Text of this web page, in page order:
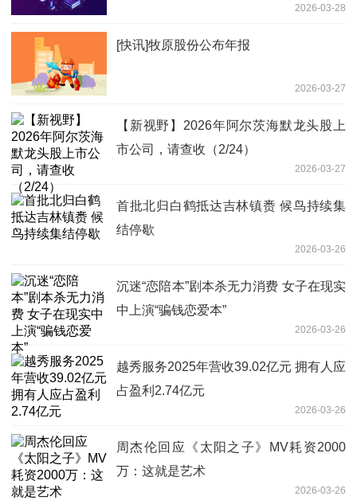
2026-03-28
[快讯]牧原股份公布年报
2026-03-27
【新视野】2026年阿尔茨海默龙头股上
市公司，请查收（2/24）
2026-03-27
首批北归白鹤抵达吉林镇赉 候鸟持续集
结停歇
2026-03-26
沉迷“恋陪本”剧本杀无力消费 女子在现实
中上演“骗钱恋爱本”
2026-03-26
越秀服务2025年营收39.02亿元 拥有人应
占盈利2.74亿元
2026-03-26
周杰伦回应《太阳之子》MV耗资2000
万：这就是艺术
2026-03-26